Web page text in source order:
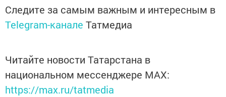
Следите за самым важным и интересным в
Telegram-канале Татмедиа
Читайте новости Татарстана в
национальном мессенджере MАХ:
https://max.ru/tatmedia